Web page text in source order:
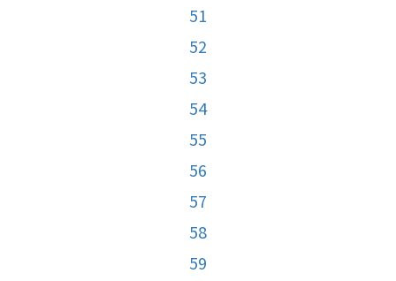
51
52
53
54
55
56
57
58
59